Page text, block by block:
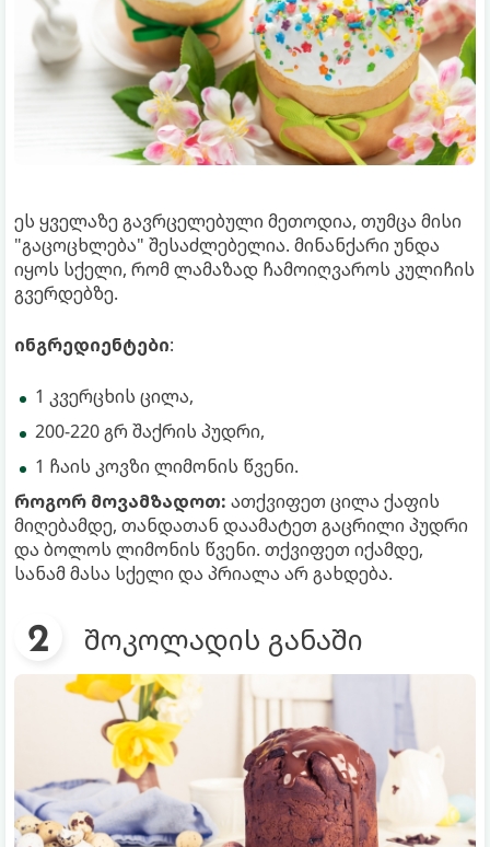
ეს ყველაზე გავრცელებული მეთოდია, თუმცა მისი
"გაცოცხლება" შესაძლებელია. მინანქარი უნდა
იყოს სქელი, რომ ლამაზად ჩამოიღვაროს კულიჩის
გვერდებზე.
ინგრედიენტები:
1 კვერცხის ცილა,
200-220 გრ შაქრის პუდრი,
1 ჩაის კოვზი ლიმონის წვენი.
როგორ მოვამზადოთ: ათქვიფეთ ცილა ქაფის
მიღებამდე, თანდათან დაამატეთ გაცრილი პუდრი
და ბოლოს ლიმონის წვენი. თქვიფეთ იქამდე,
სანამ მასა სქელი და პრიალა არ გახდება.
შოკოლადის განაში